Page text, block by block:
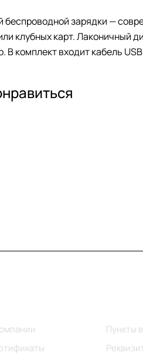
зарядки —
клубных карт. Лаконичный
В комплект входит кабель
Пункты